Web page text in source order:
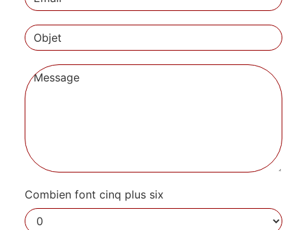
Combien font cinq plus six